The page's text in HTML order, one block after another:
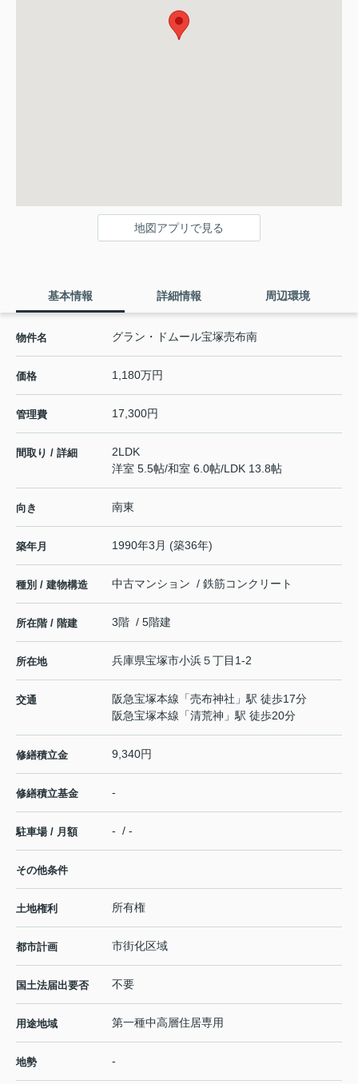
地図アプリで見る
基本情報 詳細情報 周辺環境
物件名 グラン・ドムール宝塚売布南
価格 1,180万円
管理費 17,300円
間取り / 詳細
2LDK
洋室 5.5帖/和室 6.0帖/LDK 13.8帖
向き 南東
築年月 1990年3月 (築36年)
種別 / 建物構造 中古マンション / 鉄筋コンクリート
所在階 / 階建 3階 / 5階建
所在地 兵庫県宝塚市小浜５丁目1-2
交通 阪急宝塚本線 「売布神社 」駅 徒歩17分
阪急宝塚本線 「清荒神 」駅 徒歩20分
修繕積立金 9,340円
修繕積立基金 -
駐車場 / 月額 - / -
その他条件
土地権利 所有権
都市計画 市街化区域
国土法届出要否 不要
用途地域 第一種中高層住居専用
地勢 -